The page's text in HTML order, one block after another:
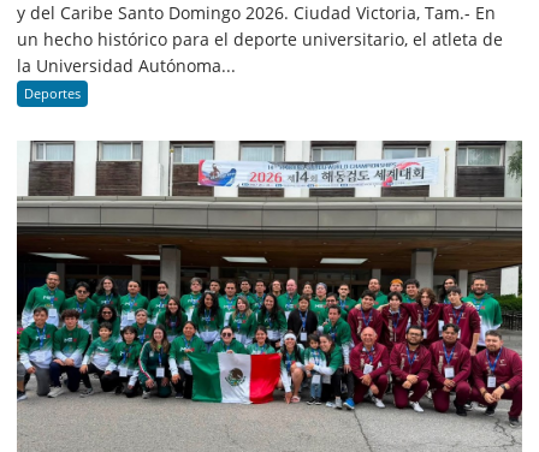
y del Caribe Santo Domingo 2026. Ciudad Victoria, Tam.- En
un hecho histórico para el deporte universitario, el atleta de
la Universidad Autónoma...
Deportes